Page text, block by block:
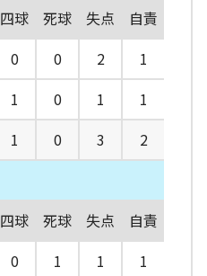
四球 死球 失点
自責
0 0 2
1
1 0 1
1
1 0 3
2
四球 死球 失点
自責
0 1 1
1